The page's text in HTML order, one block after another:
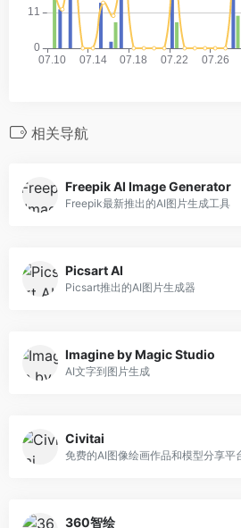
相关导航
Freepik AI Image Generator
Freepik最新推出的AI图片生成工具
Picsart AI
Picsart推出的AI图片生成器
Imagine by Magic Studio
AI文字到图片生成
Civitai
免费的AI图像绘画作品和模型分享平
360智绘